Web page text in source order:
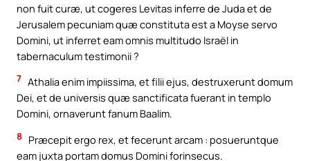
non fuit curæ, ut cogeres Levitas inferre de Juda et de
Jerusalem pecuniam quæ constituta est a Moyse servo
Domini, ut inferret eam omnis multitudo Israël in
tabernaculum testimonii ?
7 Athalia enim impiissima, et filii ejus, destruxerunt domum
Dei, et de universis quæ sanctificata fuerant in templo
Domini, ornaverunt fanum Baalim.
8
Præcepit ergo rex, et fecerunt arcam : posueruntque
eam juxta portam domus Domini forinsecus.